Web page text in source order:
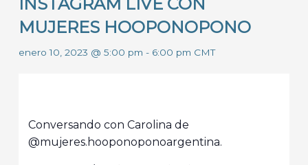
INSTAGRAM LIVE CON
MUJERES HOOPONOPONO
enero 10, 2023 @ 5:00 pm - 6:00 pm CMT
Conversando con Carolina de
@mujeres.hooponoponoargentina.